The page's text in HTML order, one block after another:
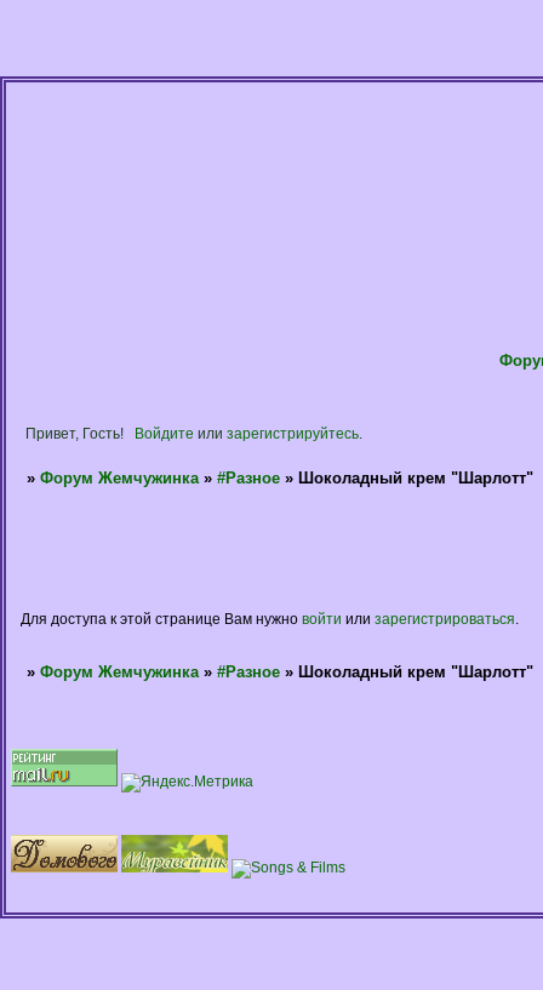
Привет, Гость! Войдите или зарегистрируйтесь.
» Форум Жемчужинка » #Разное » Шоколадный крем "Шарлотт"
Для доступа к этой странице Вам нужно войти или зарегистрироваться
» Форум Жемчужинка » #Разное » Шоколадный крем "Шарлотт"